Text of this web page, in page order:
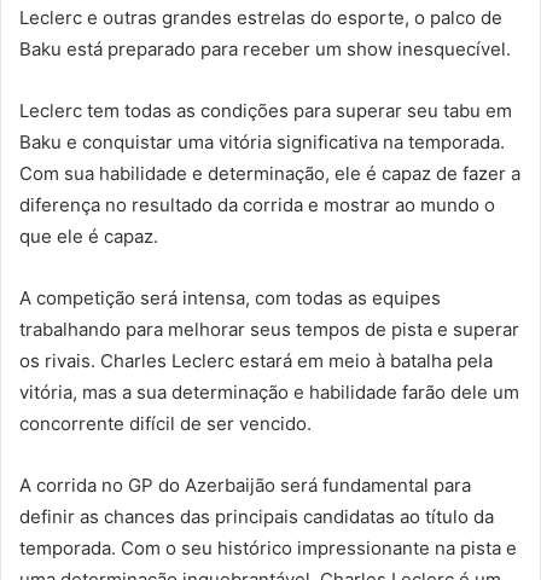
Leclerc e outras grandes estrelas do esporte, o palco de
Baku está preparado para receber um show inesquecível.
Leclerc tem todas as condições para superar seu tabu em
Baku e conquistar uma vitória significativa na temporada.
Com sua habilidade e determinação, ele é capaz de fazer a
diferença no resultado da corrida e mostrar ao mundo o
que ele é capaz.
A competição será intensa, com todas as equipes
trabalhando para melhorar seus tempos de pista e superar
os rivais. Charles Leclerc estará em meio à batalha pela
vitória, mas a sua determinação e habilidade farão dele um
concorrente difícil de ser vencido.
A corrida no GP do Azerbaijão será fundamental para
definir as chances das principais candidatas ao título da
temporada. Com o seu histórico impressionante na pista e